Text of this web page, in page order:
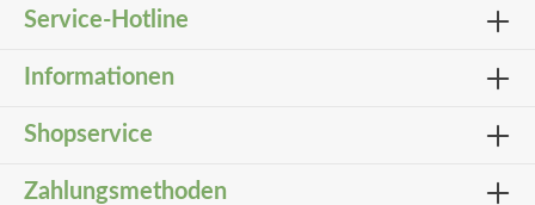
Service-Hotline
Informationen
Shopservice
Zahlungsmethoden